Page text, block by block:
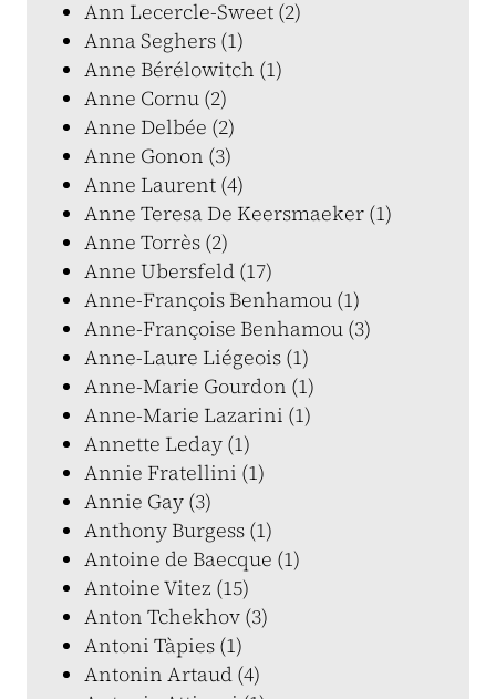
Ann Lecercle-Sweet (2)
Anna Seghers (1)
Anne Bérélowitch (1)
Anne Cornu (2)
Anne Delbée (2)
Anne Gonon (3)
Anne Laurent (4)
Anne Teresa De Keersmaeker (1)
Anne Torrès (2)
Anne Ubersfeld (17)
Anne-François Benhamou (1)
Anne-Françoise Benhamou (3)
Anne-Laure Liégeois (1)
Anne-Marie Gourdon (1)
Anne-Marie Lazarini (1)
Annette Leday (1)
Annie Fratellini (1)
Annie Gay (3)
Anthony Burgess (1)
Antoine de Baecque (1)
Antoine Vitez (15)
Anton Tchekhov (3)
Antoni Tàpies (1)
Antonin Artaud (4)